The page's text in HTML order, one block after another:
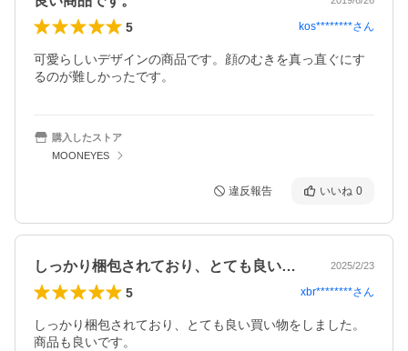
5 kos********さん
可愛らしいデザインの商品です。顔のむきを真っ直ぐにす
るのが難しかったです。
購入したストア
MOONEYES
違反報告 いいね 0
しっかり梱包されており、とても良い買い… 2025/2/23
5 xbr********さん
しっかり梱包されており、とても良い買い物をしました。
商品も良いです。